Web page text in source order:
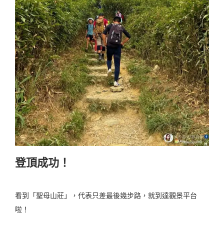
登頂成功！
看到「聖母山莊」，代表只差最後幾步路，就到達觀景平台
啦！